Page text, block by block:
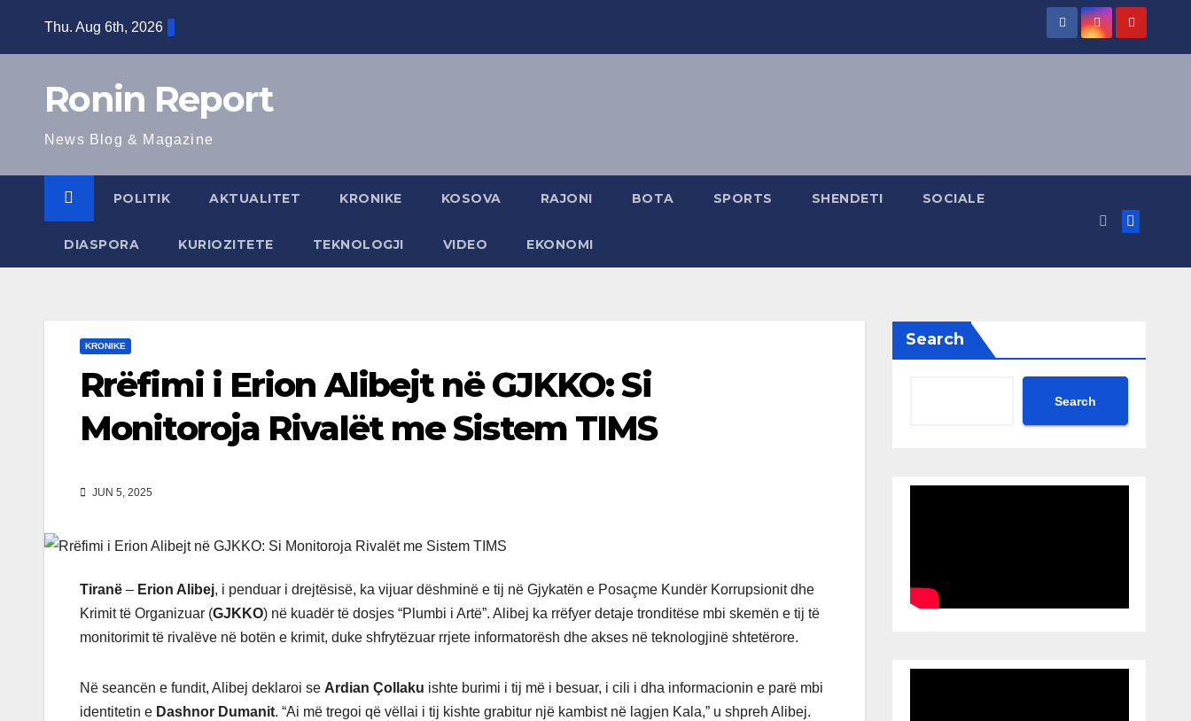
Thu. Aug 6th, 2026
Ronin Report
News Blog & Magazine
POLITIK AKTUALITET KRONIKE KOSOVA RAJONI BOTA SPORTS SHENDETI SOCIALE
DIASPORA KURIOZITETE TEKNOLOGJI VIDEO EKONOMI
KRONIKE
Rrëfimi i Erion Alibejt në GJKKO: Si
Monitoroja Rivalët me Sistem TIMS
JUN 5, 2025
Tiranë – Erion Alibej, i penduar i drejtësisë, ka vijuar dëshminë e tij në Gjykatën e Posaçme Kundër Korrupsionit dhe
Krimit të Organizuar (GJKKO) në kuadër të dosjes “Plumbi i Artë”. Alibej ka rrëfyer detaje tronditëse mbi skemën e tij të
monitorimit të rivalëve në botën e krimit, duke shfrytëzuar rrjete informatorësh dhe akses në teknologjinë shtetërore.
Në seancën e fundit, Alibej deklaroi se Ardian Çollaku ishte burimi i tij më i besuar, i cili i dha informacionin e parë mbi
identitetin e Dashnor Dumanit. “Ai më tregoi që vëllai i tij kishte grabitur një kambist në lagjen Kala,” u shpreh Alibej.
Search
Search